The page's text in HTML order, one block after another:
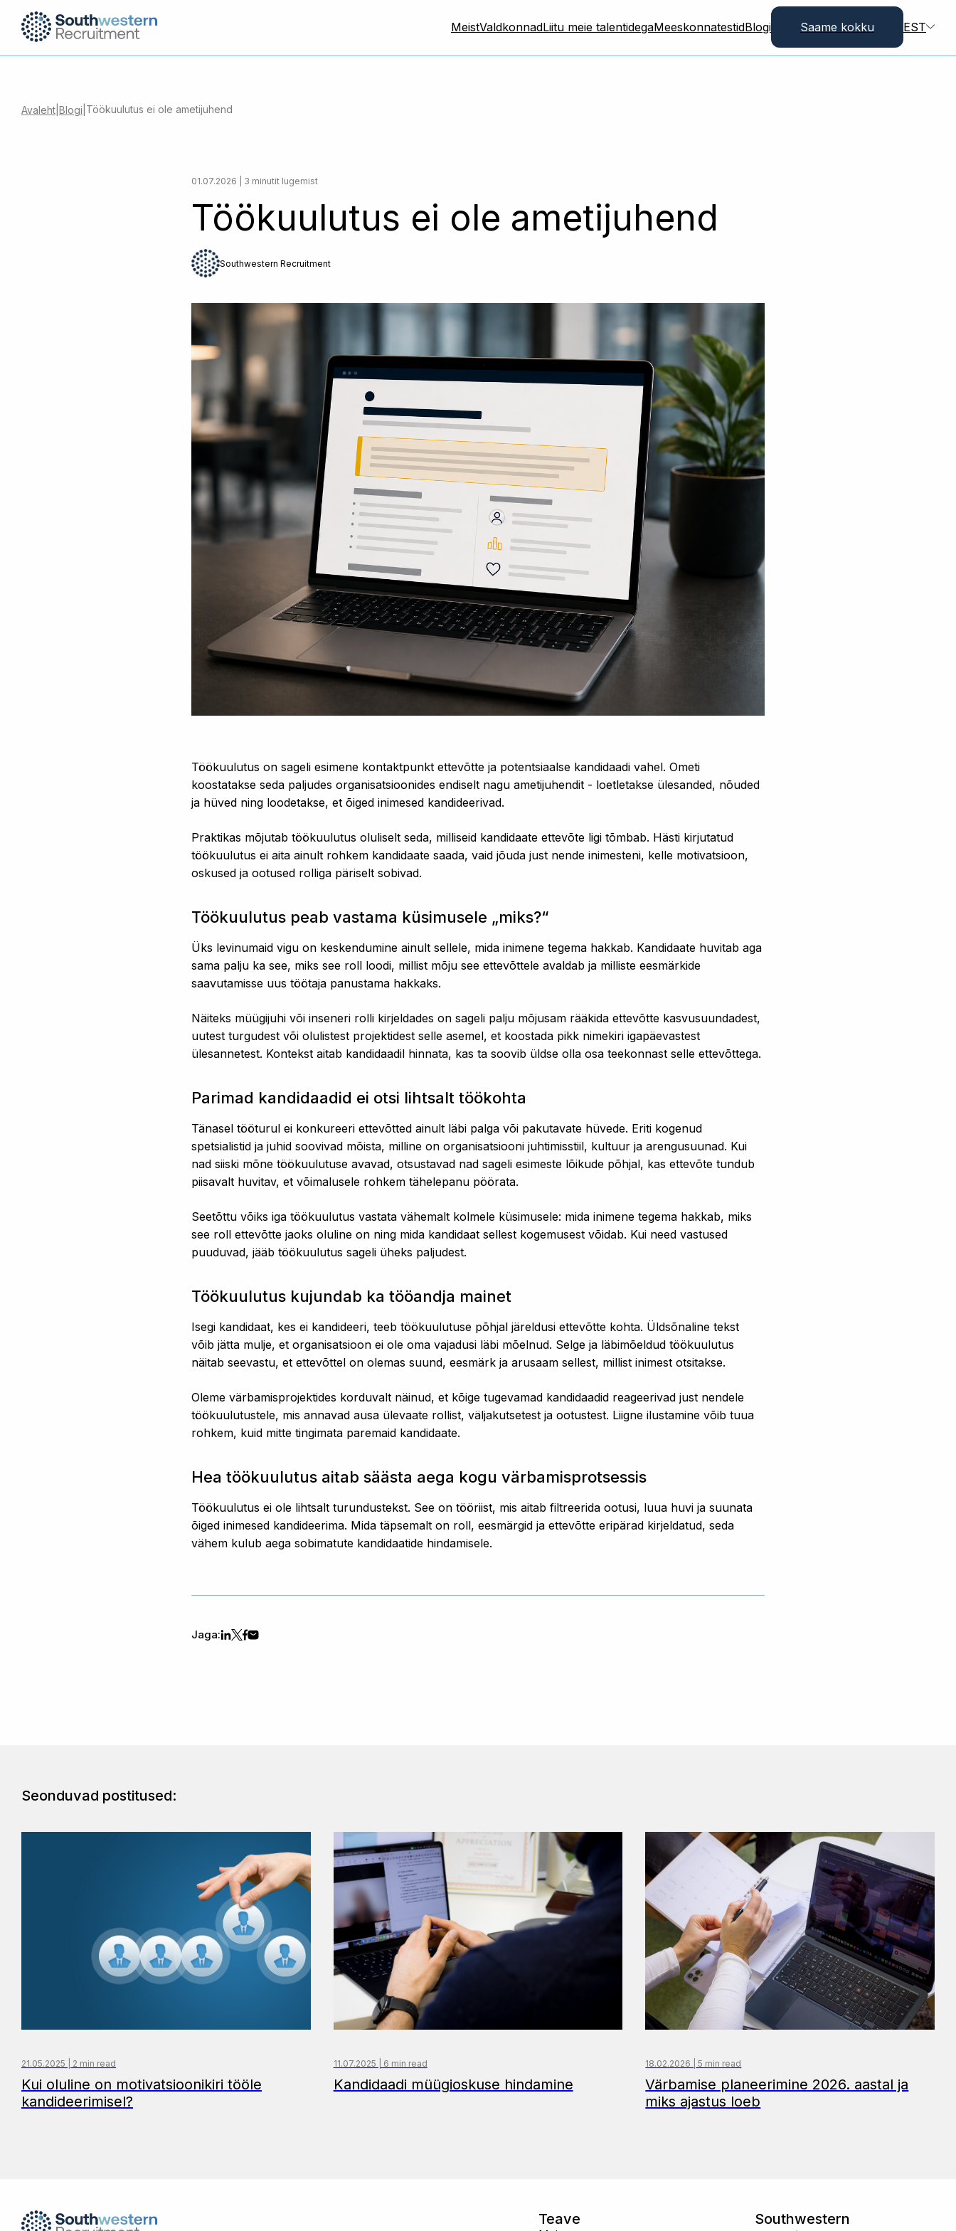
MeistValdkonnadLiitu meie talentidegaMeeskonnatestidBlogi Saame kokku EST
Avaleht Blogi Töökuulutus ei ole ametijuhend
01.07.2026 | 3 minutit lugemist
Töökuulutus ei ole ametijuhend
Southwestern Recruitment
Töökuulutus on sageli esimene kontaktpunkt ettevõtte ja potentsiaalse kandidaadi vahel. Ometi
koostatakse seda paljudes organisatsioonides endiselt nagu ametijuhendit - loetletakse ülesanded, nõuded
ja hüved ning loodetakse, et õiged inimesed kandideerivad.
Praktikas mõjutab töökuulutus oluliselt seda, milliseid kandidaate ettevõte ligi tõmbab. Hästi kirjutatud
töökuulutus ei aita ainult rohkem kandidaate saada, vaid jõuda just nende inimesteni, kelle motivatsioon,
oskused ja ootused rolliga päriselt sobivad.
Töökuulutus peab vastama küsimusele „miks?“
Üks levinumaid vigu on keskendumine ainult sellele, mida inimene tegema hakkab. Kandidaate huvitab aga
sama palju ka see, miks see roll loodi, millist mõju see ettevõttele avaldab ja milliste eesmärkide
saavutamisse uus töötaja panustama hakkaks.
Näiteks müügijuhi või inseneri rolli kirjeldades on sageli palju mõjusam rääkida ettevõtte kasvusuundadest,
uutest turgudest või olulistest projektidest selle asemel, et koostada pikk nimekiri igapäevastest
ülesannetest. Kontekst aitab kandidaadil hinnata, kas ta soovib üldse olla osa teekonnast selle ettevõttega.
Parimad kandidaadid ei otsi lihtsalt töökohta
Tänasel tööturul ei konkureeri ettevõtted ainult läbi palga või pakutavate hüvede. Eriti kogenud
spetsialistid ja juhid soovivad mõista, milline on organisatsiooni juhtimisstiil, kultuur ja arengusuunad. Kui
nad siiski mõne töökuulutuse avavad, otsustavad nad sageli esimeste lõikude põhjal, kas ettevõte tundub
piisavalt huvitav, et võimalusele rohkem tähelepanu pöörata.
Seetõttu võiks iga töökuulutus vastata vähemalt kolmele küsimusele: mida inimene tegema hakkab, miks
see roll ettevõtte jaoks oluline on ning mida kandidaat sellest kogemusest võidab. Kui need vastused
puuduvad, jääb töökuulutus sageli üheks paljudest.
Töökuulutus kujundab ka tööandja mainet
Isegi kandidaat, kes ei kandideeri, teeb töökuulutuse põhjal järeldusi ettevõtte kohta. Üldsõnaline tekst
võib jätta mulje, et organisatsioon ei ole oma vajadusi läbi mõelnud. Selge ja läbimõeldud töökuulutus
näitab seevastu, et ettevõttel on olemas suund, eesmärk ja arusaam sellest, millist inimest otsitakse.
Oleme värbamisprojektides korduvalt näinud, et kõige tugevamad kandidaadid reageerivad just nendele
töökuulutustele, mis annavad ausa ülevaate rollist, väljakutsetest ja ootustest. Liigne ilustamine võib tuua
rohkem, kuid mitte tingimata paremaid kandidaate.
Hea töökuulutus aitab säästa aega kogu värbamisprotsessis
Töökuulutus ei ole lihtsalt turundustekst. See on tööriist, mis aitab filtreerida ootusi, luua huvi ja suunata
õiged inimesed kandideerima. Mida täpsemalt on roll, eesmärgid ja ettevõtte eripärad kirjeldatud, seda
vähem kulub aega sobimatute kandidaatide hindamisele.
Jaga:
Seonduvad postitused:
21.05.2025 | 2 min read
Kui oluline on motivatsioonikiri tööle
kandideerimisel?
11.07.2025 | 6 min read
Kandidaadi müügioskuse hindamine
18.02.2026 | 5 min read
Värbamise planeerimine 2026. aastal ja
miks ajastus loeb
Teave
Southwestern